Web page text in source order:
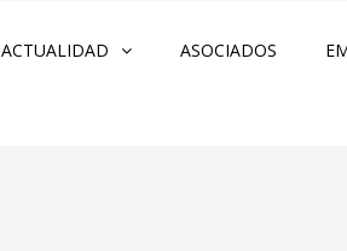
ACTUALIDAD ASOCIADOS